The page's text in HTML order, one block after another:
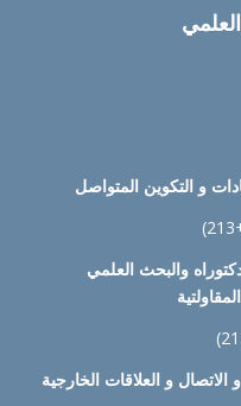
و التكوين المتواصل
والبحث العلمي
الاتصال و العلاقات الخارجية